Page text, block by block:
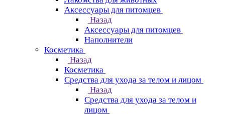
Аксессуары для питомцев
Назад
Аксессуары для питомцев
Наполнители
Косметика
Назад
Косметика
Средства для ухода за телом и лицом
Назад
Средства для ухода за телом и
лицом